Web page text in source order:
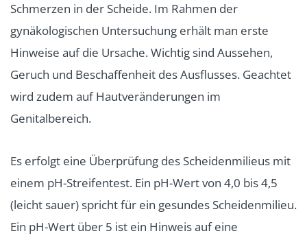
Schmerzen in der Scheide. Im Rahmen der
gynäkologischen Untersuchung erhält man erste
Hinweise auf die Ursache. Wichtig sind Aussehen,
Geruch und Beschaffenheit des Ausflusses. Geachtet
wird zudem auf Hautveränderungen im
Genitalbereich.
Es erfolgt eine Überprüfung des Scheidenmilieus mit
einem pH-Streifentest. Ein pH-Wert von 4,0 bis 4,5
(leicht sauer) spricht für ein gesundes Scheidenmilieu.
Ein pH-Wert über 5 ist ein Hinweis auf eine